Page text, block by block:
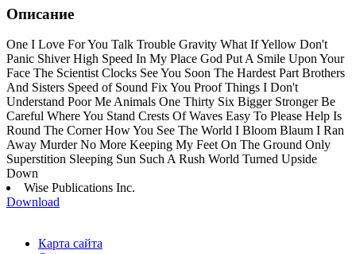
Описание
One I Love For You Talk Trouble Gravity What If Yellow Don't
Panic Shiver High Speed In My Place God Put A Smile Upon Your
Face The Scientist Clocks See You Soon The Hardest Part Brothers
And Sisters Speed of Sound Fix You Proof Things I Don't
Understand Poor Me Animals One Thirty Six Bigger Stronger Be
Careful Where You Stand Crests Of Waves Easy To Please Help Is
Round The Corner How You See The World I Bloom Blaum I Ran
Away Murder No More Keeping My Feet On The Ground Only
Superstition Sleeping Sun Such A Rush World Turned Upside
Down
Wise Publications Inc.
Download
Карта сайта